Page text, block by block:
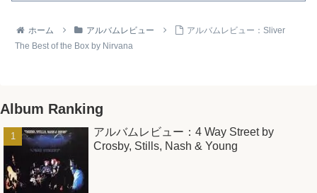
ホーム アルバムレビュー
アルバムレビュー：Sliver
The Best of the Box by Nirvana
Album Ranking
アルバムレビュー：4 Way Street by
Crosby, Stills, Nash & Young